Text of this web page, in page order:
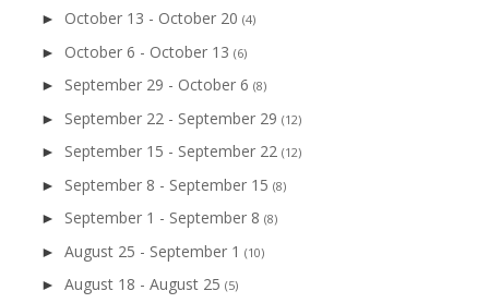
► October 13 - October 20 (4)
► October 6 - October 13 (6)
► September 29 - October 6 (8)
► September 22 - September 29 (12)
► September 15 - September 22 (12)
► September 8 - September 15 (8)
► September 1 - September 8 (8)
► August 25 - September 1 (10)
► August 18 - August 25 (5)